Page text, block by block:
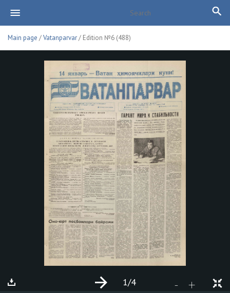
Main page /Vatanparvar/ Edition №6 (488)
- +
1/4